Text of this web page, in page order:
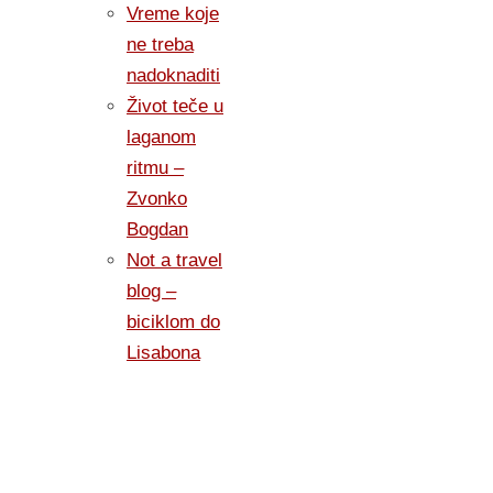
Vreme koje
ne treba
nadoknaditi
Život teče u
laganom
ritmu –
Zvonko
Bogdan
Not a travel
blog –
biciklom do
Lisabona